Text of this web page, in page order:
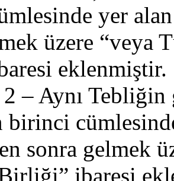
yer
üzere “veya
eklenmiştir.
– Aynı
birinci
sonra gelmek
ibaresi